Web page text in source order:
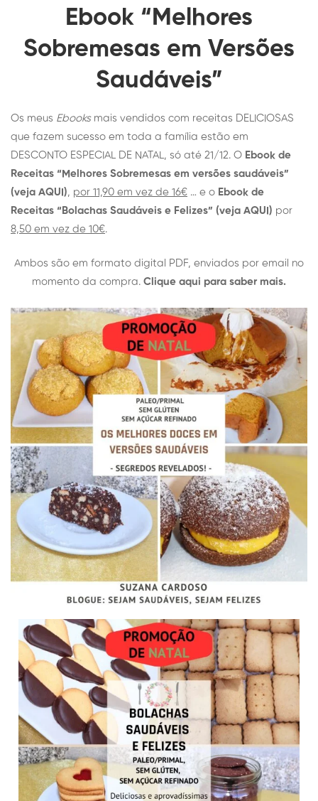
Ebook “Melhores
Sobremesas em Versões
Saudáveis”
Os meus Ebooksmais vendidos com receitas DELICIOSAS
que fazem sucesso em toda a família estão em
DESCONTO ESPECIAL DE NATAL, só até 21/12. O Ebook de
Receitas “Melhores Sobremesas em versões saudáveis”
(veja AQUI), por 11,90 em vez de 16€ … e o Ebook de
Receitas “Bolachas Saudáveis e Felizes” (veja AQUI) por
8,50 em vez de 10€.
Ambos são em formato digital PDF, enviados por email no
momento da compra. Clique aqui para saber mais.